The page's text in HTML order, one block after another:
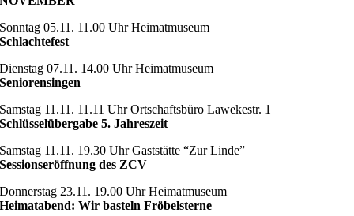
Sonntag 05.11. 11.00 Uhr Heimatmuseum
Schlachtefest
Dienstag 07.11. 14.00 Uhr Heimatmuseum
Seniorensingen
Samstag 11.11. 11.11 Uhr Ortschaftsbüro Lawekestr. 1
Schlüsselübergabe 5. Jahreszeit
Samstag 11.11. 19.30 Uhr Gaststätte “Zur Linde”
Sessionseröffnung des ZCV
Donnerstag 23.11. 19.00 Uhr Heimatmuseum
Heimatabend: Wir basteln Fröbelsterne